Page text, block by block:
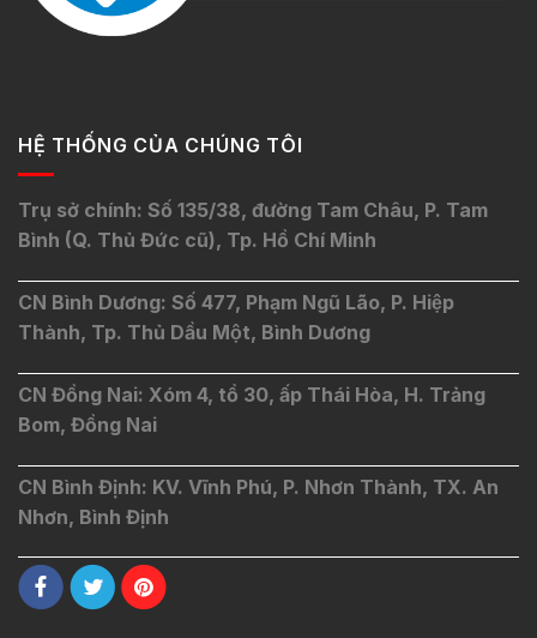
HỆ THỐNG CỦA CHÚNG TÔI
Trụ sở chính: Số 135/38, đường Tam Châu, P. Tam
Bình (Q. Thủ Đức cũ), Tp. Hồ Chí Minh
CN Bình Dương: Số 477, Phạm Ngũ Lão, P. Hiệp
Thành, Tp. Thủ Dầu Một, Bình Dương
CN Đồng Nai: Xóm 4, tổ 30, ấp Thái Hòa, H. Trảng
Bom, Đồng Nai
CN Bình Định: KV. Vĩnh Phú, P. Nhơn Thành, TX. An
Nhơn, Bình Định